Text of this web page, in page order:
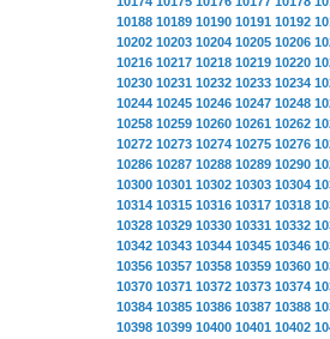
10188 10189 10190 10191 10192
10202 10203 10204 10205 10206
10216 10217 10218 10219 10220
10230 10231 10232 10233 10234
10244 10245 10246 10247 10248
10258 10259 10260 10261 10262
10272 10273 10274 10275 10276
10286 10287 10288 10289 10290
10300 10301 10302 10303 10304
10314 10315 10316 10317 10318
10328 10329 10330 10331 10332
10342 10343 10344 10345 10346
10356 10357 10358 10359 10360
10370 10371 10372 10373 10374
10384 10385 10386 10387 10388
10398 10399 10400 10401 10402